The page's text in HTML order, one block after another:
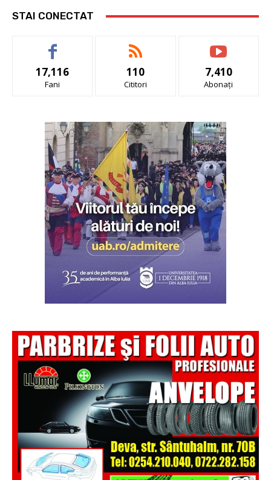
STAI CONECTAT
17,116
Fani
110
Cititori
7,410
Abonați